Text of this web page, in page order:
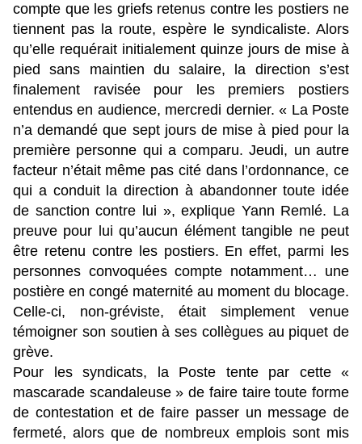
compte que les griefs retenus contre les postiers ne
tiennent pas la route, espère le syndicaliste. Alors
qu’elle requérait initialement quinze jours de mise à
pied sans maintien du salaire, la direction s’est
finalement ravisée pour les premiers postiers
entendus en audience, mercredi dernier. « La Poste
n’a demandé que sept jours de mise à pied pour la
première personne qui a comparu. Jeudi, un autre
facteur n’était même pas cité dans l’ordonnance, ce
qui a conduit la direction à abandonner toute idée
de sanction contre lui », explique Yann Remlé. La
preuve pour lui qu’aucun élément tangible ne peut
être retenu contre les postiers. En effet, parmi les
personnes convoquées compte notamment… une
postière en congé maternité au moment du blocage.
Celle-ci, non-gréviste, était simplement venue
témoigner son soutien à ses collègues au piquet de
grève.
Pour les syndicats, la Poste tente par cette «
mascarade scandaleuse » de faire taire toute forme
de contestation et de faire passer un message de
fermeté, alors que de nombreux emplois sont mis